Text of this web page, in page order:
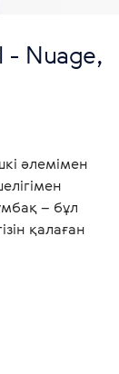
- Nuage,
әлемімен
– бұл
қалаған